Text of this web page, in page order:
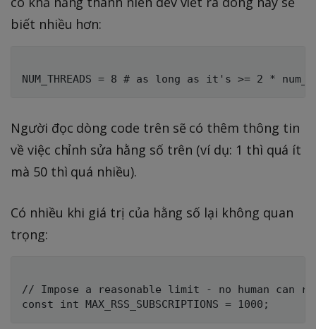
biết nhiều hơn:
Người đọc dòng code trên sẽ có thêm thông tin
về việc chỉnh sửa hằng số trên (ví dụ: 1 thì quá ít
mà 50 thì quá nhiều).
Có nhiều khi giá trị của hằng số lại không quan
trọng:
// Impose a reasonable limit - no human can